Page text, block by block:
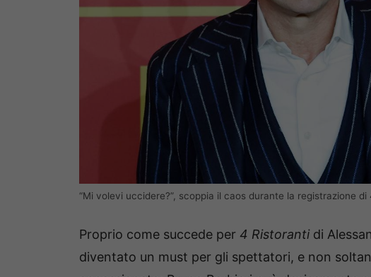
“Mi volevi uccidere?”, scoppia il caos durante la registrazione
Proprio come succede per 4 Ristorantidi
diventato un must per gli spettatori, e non